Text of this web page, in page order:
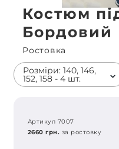
Костюм
Бордовий
Ростовка
Розміри: 140, 146,
152, 158 - 4 шт.
Артикул 7007
2660 грн. за ростовку